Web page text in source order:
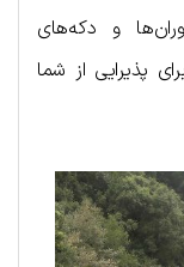
و دکه‌های
پذیرایی از شما